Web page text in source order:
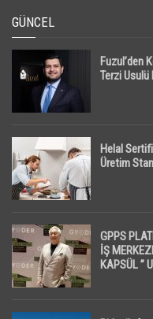
GÜNCEL
Fuzul’den
Terzi Usulü
Helal
Üretim
GPPS
İŞ
KAPSÜL ”